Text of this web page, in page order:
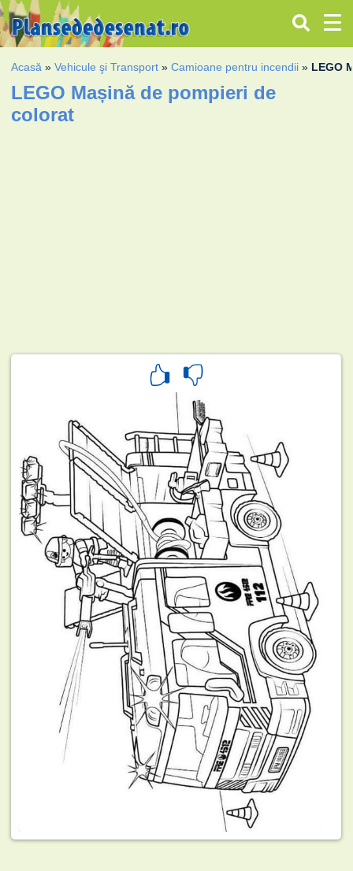
Acasă »Vehicule şi Transport »Camioane pentru incendii » LEGO
LEGO Mașină de pompieri de
colorat